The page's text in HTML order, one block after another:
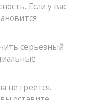
Если у вас
серьезный
не греется.